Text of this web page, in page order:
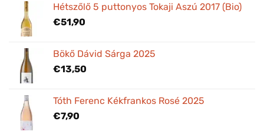
Hétszőlő 5 puttonyos Tokaji Aszú 2017 (Bio)
€51,90
Bökő Dávid Sárga 2025
€13,50
Tóth Ferenc Kékfrankos Rosé 2025
€7,90